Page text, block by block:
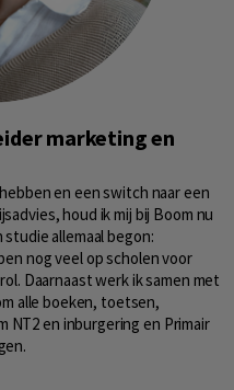
marketing en
en een switch naar een
houd ik mij bij Boom nu
allemaal begon:
nog veel op scholen voor
Daarnaast werk ik samen met
alle boeken, toetsen,
NT2 en inburgering en Primair